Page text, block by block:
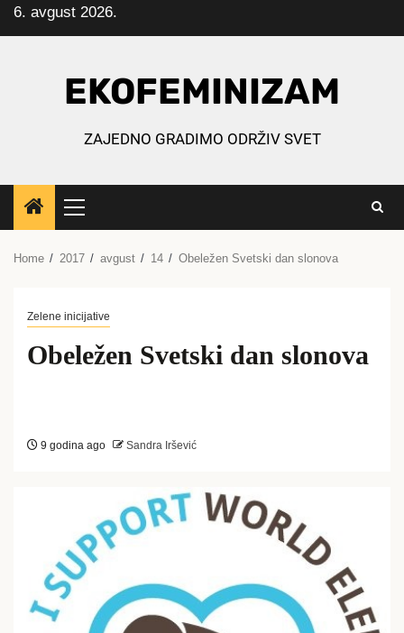
Skip
to
6. avgust 2026.
EKOFEMINIZAM
ZAJEDNO GRADIMO ODRŽIV SVET
Primary
Menu
Home 2017 avgust 14 Obeležen Svetski dan slonova
Zelene inicijative
Obeležen Svetski dan slonova
9 godina ago Sandra Iršević